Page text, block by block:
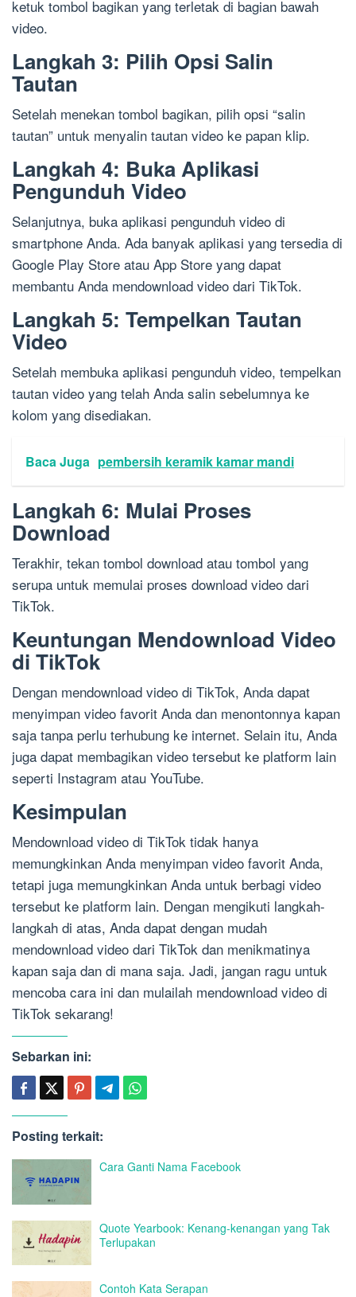
ketuk tombol bagikan yang terletak di bagian bawah
video.
Langkah 3: Pilih Opsi Salin
Tautan
Setelah menekan tombol bagikan, pilih opsi “salin
tautan” untuk menyalin tautan video ke papan klip.
Langkah 4: Buka Aplikasi
Pengunduh Video
Selanjutnya, buka aplikasi pengunduh video di
smartphone Anda. Ada banyak aplikasi yang tersedia di
Google Play Store atau App Store yang dapat
membantu Anda mendownload video dari TikTok.
Langkah 5: Tempelkan Tautan
Video
Setelah membuka aplikasi pengunduh video, tempelkan
tautan video yang telah Anda salin sebelumnya ke
kolom yang disediakan.
Baca Juga pembersih keramik kamar mandi
Langkah 6: Mulai Proses
Download
Terakhir, tekan tombol download atau tombol yang
serupa untuk memulai proses download video dari
TikTok.
Keuntungan Mendownload Video
di TikTok
Dengan mendownload video di TikTok, Anda dapat
menyimpan video favorit Anda dan menontonnya kapan
saja tanpa perlu terhubung ke internet. Selain itu, Anda
juga dapat membagikan video tersebut ke platform lain
seperti Instagram atau YouTube.
Kesimpulan
Mendownload video di TikTok tidak hanya
memungkinkan Anda menyimpan video favorit Anda,
tetapi juga memungkinkan Anda untuk berbagi video
tersebut ke platform lain. Dengan mengikuti langkah-
langkah di atas, Anda dapat dengan mudah
mendownload video dari TikTok dan menikmatinya
kapan saja dan di mana saja. Jadi, jangan ragu untuk
mencoba cara ini dan mulailah mendownload video di
TikTok sekarang!
Sebarkan ini:
Posting terkait:
Cara Ganti Nama Facebook
Quote Yearbook: Kenang-kenangan yang Tak
Terlupakan
Contoh Kata Serapan